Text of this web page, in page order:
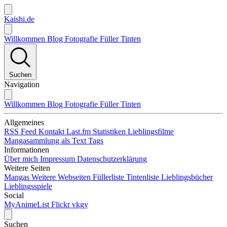
Kaishi.de
Willkommen Blog Fotografie FüllerTinten
Suchen
Navigation
Willkommen Blog Fotografie FüllerTinten
Allgemeines
RSS Feed Kontakt Last.fm Statistiken Lieblingsfilme
Mangasammlung als Text Tags
Informationen
Über mich Impressum Datenschutzerklärung
Weitere Seiten
Mangas Weitere Webseiten Füllerliste Tintenliste Lieblingsbücher
Lieblingsspiele
Social
MyAnimeList Flickrvkgy
Suchen